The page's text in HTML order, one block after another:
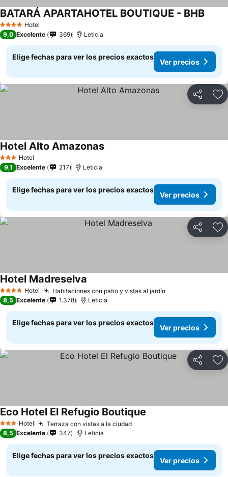
4 EstrellasHotel
BATARÁ APARTAHOTEL BOUTIQUE - BHB
9,0 Excelente 369 Leticia
Elige fechas para ver los precios exactos
Ver precios
Compartir
3 Estrellas
Hotel
Hotel Alto Amazonas
9,1 Excelente 217 Leticia
Elige fechas para ver los precios exactos
Ver precios
Compartir
4 EstrellasHotel Habitaciones con patio y vistas al jardín
Hotel Madreselva
8,5 Excelente 1.378 Leticia
Elige fechas para ver los precios exactos
Ver precios
Compartir
3 Estrellas
Hotel Terraza con vistas a la ciudad
Eco Hotel El Refugio Boutique
8,5 Excelente 347 Leticia
Elige fechas para ver los precios exactos
Ver precios